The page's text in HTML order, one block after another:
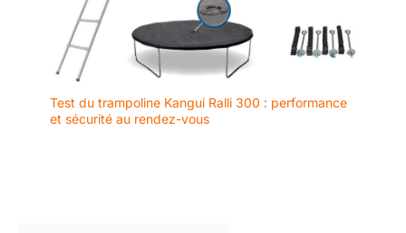
Test du trampoline Kangui Ralli 300 : performance
et sécurité au rendez-vous